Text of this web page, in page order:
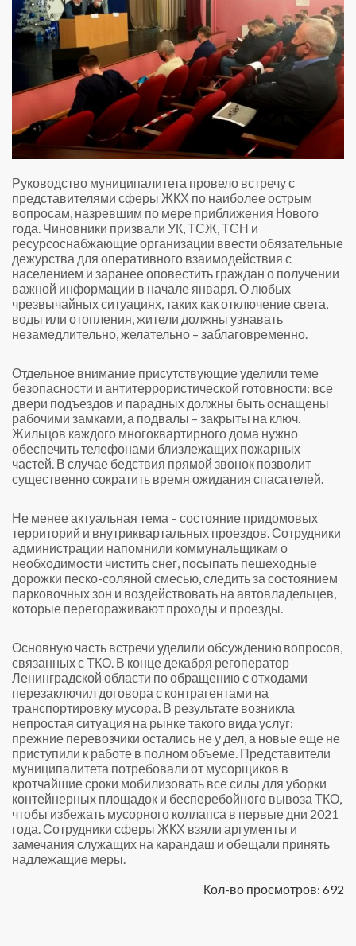
Руководство муниципалитета провело встречу с
представителями сферы ЖКХ по наиболее острым
вопросам, назревшим по мере приближения Нового
года. Чиновники призвали УК, ТСЖ, ТСН и
ресурсоснабжающие организации ввести обязательные
дежурства для оперативного взаимодействия с
населением и заранее оповестить граждан о получении
важной информации в начале января. О любых
чрезвычайных ситуациях, таких как отключение света,
воды или отопления, жители должны узнавать
незамедлительно, желательно – заблаговременно.
Отдельное внимание присутствующие уделили теме
безопасности и антитеррористической готовности: все
двери подъездов и парадных должны быть оснащены
рабочими замками, а подвалы – закрыты на ключ.
Жильцов каждого многоквартирного дома нужно
обеспечить телефонами близлежащих пожарных
частей. В случае бедствия прямой звонок позволит
существенно сократить время ожидания спасателей.
Не менее актуальная тема – состояние придомовых
территорий и внутриквартальных проездов. Сотрудники
администрации напомнили коммунальщикам о
необходимости чистить снег, посыпать пешеходные
дорожки песко-соляной смесью, следить за состоянием
парковочных зон и воздействовать на автовладельцев,
которые перегораживают проходы и проезды.
Основную часть встречи уделили обсуждению вопросов,
связанных с ТКО. В конце декабря регоператор
Ленинградской области по обращению с отходами
перезаключил договора с контрагентами на
транспортировку мусора. В результате возникла
непростая ситуация на рынке такого вида услуг:
прежние перевозчики остались не у дел, а новые еще не
приступили к работе в полном объеме. Представители
муниципалитета потребовали от мусорщиков в
кротчайшие сроки мобилизовать все силы для уборки
контейнерных площадок и бесперебойного вывоза ТКО,
чтобы избежать мусорного коллапса в первые дни 2021
года. Сотрудники сферы ЖКХ взяли аргументы и
замечания служащих на карандаш и обещали принять
надлежащие меры.
Кол-во просмотров: 692